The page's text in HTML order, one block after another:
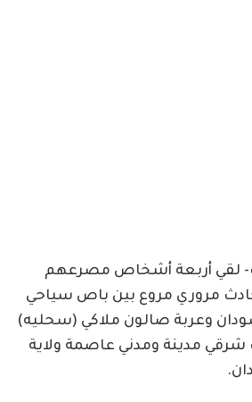
لقي أربعة أشخاص مصرعهم
مروري مروع بين باص سياحي
وعربة صالون ملاكي (سحليه)
مدينة ومدني عاصمة ولاية